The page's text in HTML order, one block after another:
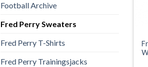
Football Archive
Fred Perry Sweaters
Fred Perry T-Shirts
Fred Perry Trainingsjacks